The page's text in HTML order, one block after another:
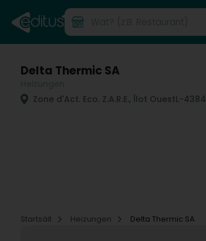
Delta Thermic SA
Zone d'Act. Eco. Z.A.R.E., Îlot OuestL-4384
Startsäit
Heizungen Delta Thermic SA